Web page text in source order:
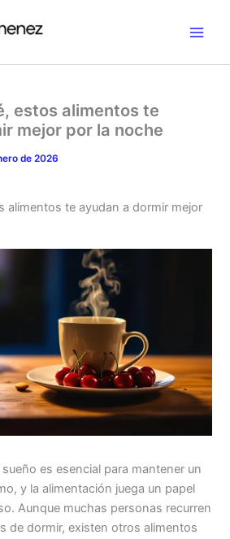
estos alimentos te
mejor por la noche
de 2026
alimentos te ayudan a dormir mejor
es esencial para mantener un
y la alimentación juega un papel
Aunque muchas personas recurren
de dormir, existen otros alimentos